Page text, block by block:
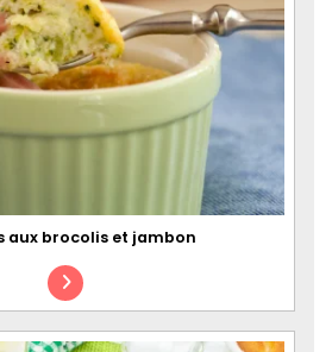
aux brocolis et jambon